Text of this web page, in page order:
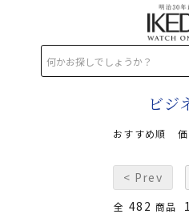
ビジネス
ビジ
おすすめ順
< Prev
全 482 商品 1